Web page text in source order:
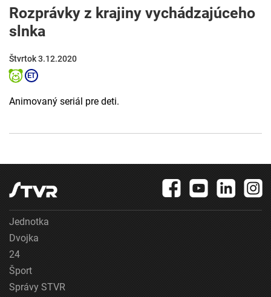
Rozprávky z krajiny vychádzajúceho
slnka
Štvrtok 3.12.2020
Animovaný seriál pre deti.
Jednotka
Dvojka
24
Šport
Správy STVR